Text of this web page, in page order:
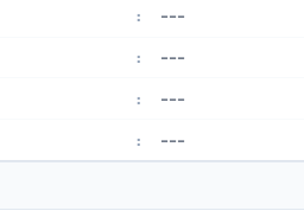
: ---
: ---
: ---
: ---